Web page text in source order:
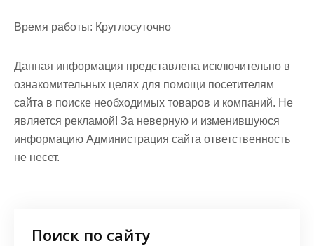
Время работы: Круглосуточно
Данная информация представлена исключительно в
ознакомительных целях для помощи посетителям
сайта в поиске необходимых товаров и компаний. Не
является рекламой! За неверную и изменившуюся
информацию Администрация сайта ответственность
не несет.
Поиск по сайту